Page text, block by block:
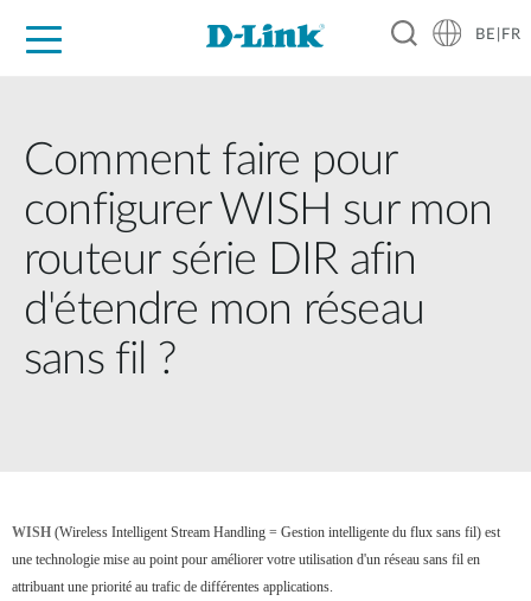
BE|FR
Comment faire pour
configurer WISH sur mon
routeur série DIR afin
d'étendre mon réseau
sans fil ?
WISH (Wireless Intelligent Stream Handling = Gestion intelligente du flux sans fil) est
une technologie mise au point pour améliorer votre utilisation d'un réseau sans fil en
attribuant une priorité au trafic de différentes applications.